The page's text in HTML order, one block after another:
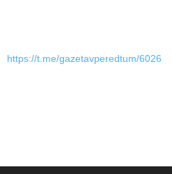
https://t.me/gazetavperedtum/6026